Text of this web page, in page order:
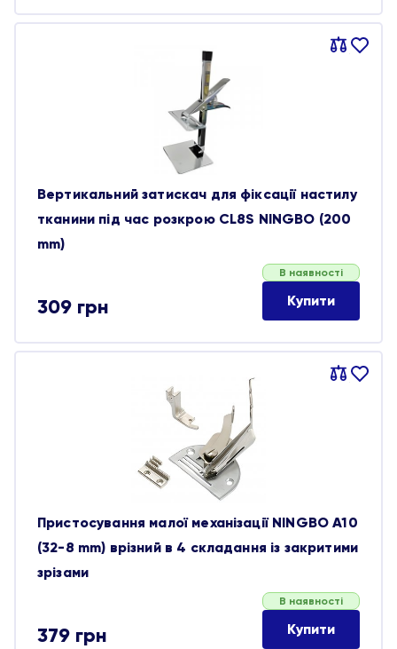
Порівняти
В
Вертикальний затискач для фіксації настилу
тканини під час розкрою CL8S NINGBO (200
mm)
309 грн
В наявності
Купити
Порівняти
В
Пристосування малої механізації NINGBO A10
(32-8 mm) врізний в 4 складання із закритими
зрізами
379 грн
В наявності
Купити